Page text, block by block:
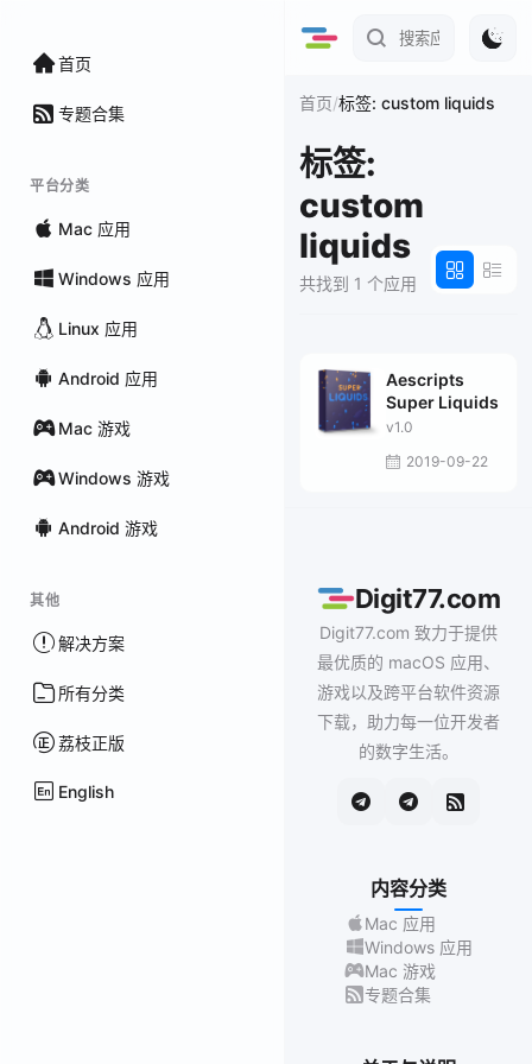
首页
专题合集
平台分类
Mac 应用
Windows 应用
Linux 应用
Android 应用
Mac 游戏
Windows 游戏
Android 游戏
其他
解决方案
所有分类
荔枝正版
English
首页/标签: custom liquids
标签:
custom
liquids
共找到 1 个应用
Aescripts
Super Liquids
v1.0
2019-09-22
Digit77.com
Digit77.com 致力于提供
最优质的 macOS 应用、
游戏以及跨平台软件资源
下载，助力每一位开发者
的数字生活。
内容分类
Mac 应用
Windows 应用
Mac 游戏
专题合集